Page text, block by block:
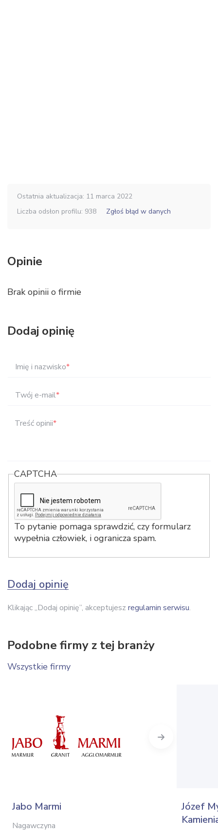
Ostatnia aktualizacja: 11 marca 2022
Liczba odsłon profilu: 938
Zgłoś błąd w danych
Opinie
Brak opinii o firmie
Dodaj opinię
Imię i nazwisko*
Twój e-mail*
Treść opinii*
CAPTCHA
To pytanie pomaga sprawdzić, czy formularz
wypełnia człowiek, i ogranicza spam.
Dodaj opinię
Klikając „Dodaj opinię”, akceptujesz regulamin serwisu.
Podobne firmy z tej branży
Wszystkie firmy
Jabo Marmi
Nagawczyna
Józef